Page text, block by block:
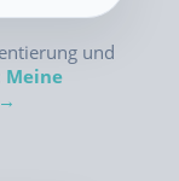
und
Meine